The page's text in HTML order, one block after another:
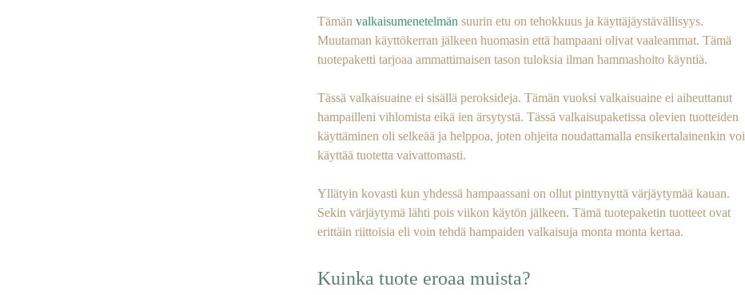
Tämän valkaisumenetelmän suurin etu on tehokkuus ja käyttäjäystävällisyys.
Muutaman käyttökerran jälkeen huomasin että hampaani olivat vaaleammat. Tämä
tuotepaketti tarjoaa ammattimaisen tason tuloksia ilman hammashoito käyntiä.
Tässä valkaisuaine ei sisällä peroksideja. Tämän vuoksi valkaisuaine ei aiheuttanut
hampailleni vihlomista eikä ien ärsytystä. Tässä valkaisupaketissa olevien tuotteiden
käyttäminen oli selkeää ja helppoa, joten ohjeita noudattamalla ensikertalainenkin voi
käyttää tuotetta vaivattomasti.
Yllätyin kovasti kun yhdessä hampaassani on ollut pinttynyttä värjäytymää kauan.
Sekin värjäytymä lähti pois viikon käytön jälkeen. Tämä tuotepaketin tuotteet ovat
erittäin riittoisia eli voin tehdä hampaiden valkaisuja monta monta kertaa.
Kuinka tuote eroaa muista?